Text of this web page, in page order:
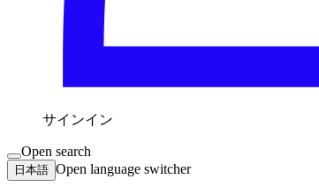
サインイン
Open search
日本語 Open language switcher